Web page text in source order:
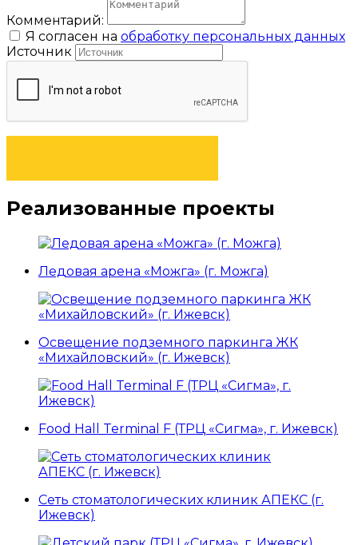
Комментарий:
Я согласен на обработку персональных данных
Источник
Реализованные проекты
Ледовая арена «Можга» (г. Можга)
Освещение подземного паркинга ЖК
«Михайловский» (г. Ижевск)
Food Hall Terminal F (ТРЦ «Сигма», г. Ижевск)
Сеть стоматологических клиник АПЕКС (г.
Ижевск)